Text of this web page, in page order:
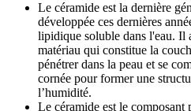
Le céramide est la dernière
développée ces dernières
lipidique soluble dans l'eau. Il
matériau qui constitue la
pénétrer dans la peau et se
cornée pour former une
l’humidité.
Le céramide est le composant